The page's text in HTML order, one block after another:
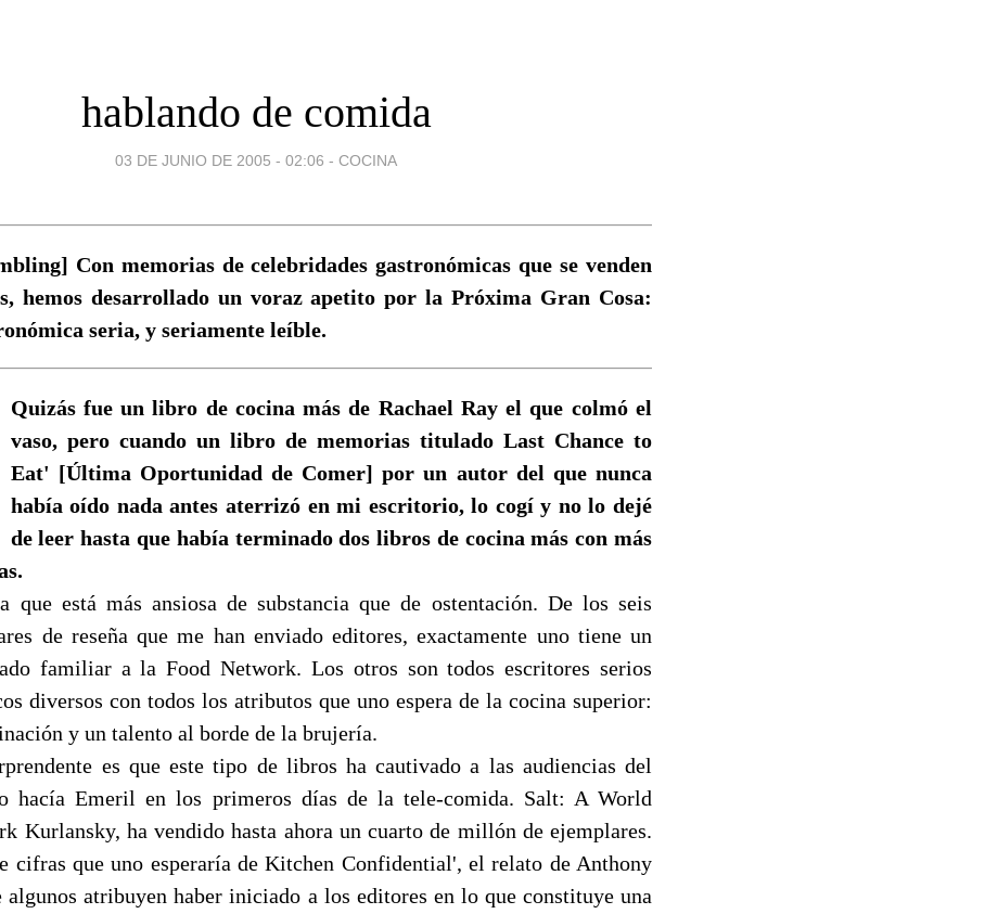
hablando de comida
03 DE JUNIO DE 2005 - 02:06 - COCINA
Con memorias de celebridades gastronómicas que se venden
hemos desarrollado un voraz apetito por la Próxima Gran Cosa:
seria, y seriamente leíble.
Quizás fue un libro de cocina más de Rachael Ray el que colmó el
vaso, pero cuando un libro de memorias titulado Last Chance to
Eat' [Última Oportunidad de Comer] por un autor del que nunca
había oído nada antes aterrizó en mi escritorio, lo cogí y no lo dejé
de leer hasta que había terminado dos libros de cocina más con más
que está más ansiosa de substancia que de ostentación. De los seis
de reseña que me han enviado editores, exactamente uno tiene un
familiar a la Food Network. Los otros son todos escritores serios
diversos con todos los atributos que uno espera de la cocina superior:
y un talento al borde de la brujería.
es que este tipo de libros ha cautivado a las audiencias del
hacía Emeril en los primeros días de la tele-comida. Salt: A World
Kurlansky, ha vendido hasta ahora un cuarto de millón de ejemplares.
cifras que uno esperaría de Kitchen Confidential', el relato de Anthony
algunos atribuyen haber iniciado a los editores en lo que constituye una